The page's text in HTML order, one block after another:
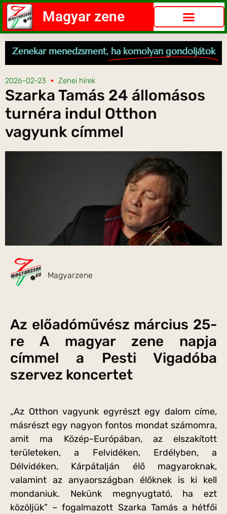
Magyar zene
Zenekar menedzsment, ha komolyan gondoljátok
2026-02-23 Zenei hírek
Szarka Tamás 24 állomásos
turnéra indul Otthon
vagyunk címmel
Magyarzene
Az előadóművész március 25-
re A magyar zene napja
címmel a Pesti Vigadóba
szervez koncertet
„Az Otthon vagyunk egyrészt egy dalom címe,
másrészt egy nagyon fontos mondat számomra,
amit ma Közép-Európában, az elszakított
területeken, a Felvidéken, Erdélyben, a
Délvidéken, Kárpátalján élő magyaroknak,
valamint az anyaországban élőknek is ki kell
mondaniuk. Nekünk megnyugtató, ha ezt
közöljük” – fogalmazott Szarka Tamás a hétfői